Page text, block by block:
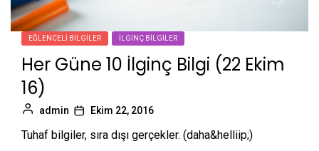
EĞLENCELI BILGILER İLGINÇ BILGILER
Her Güne 10 İlginç Bilgi (22 Ekim
16)
admin Ekim 22, 2016
Tuhaf bilgiler, sıra dışı gerçekler. (daha&helliip;)